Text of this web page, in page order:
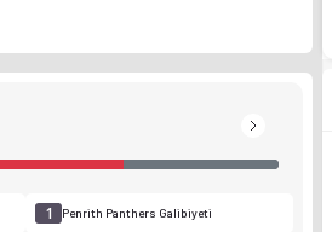
1 Penrith Panthers Galibiyeti